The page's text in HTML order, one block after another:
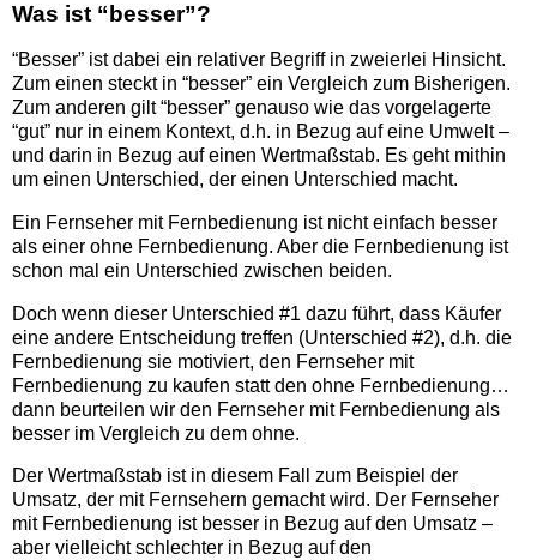
Was ist “besser”?
“Besser” ist dabei ein relativer Begriff in zweierlei Hinsicht.
Zum einen steckt in “besser” ein Vergleich zum Bisherigen.
Zum anderen gilt “besser” genauso wie das vorgelagerte
“gut” nur in einem Kontext, d.h. in Bezug auf eine Umwelt –
und darin in Bezug auf einen Wertmaßstab. Es geht mithin
um einen Unterschied, der einen Unterschied macht.
Ein Fernseher mit Fernbedienung ist nicht einfach besser
als einer ohne Fernbedienung. Aber die Fernbedienung ist
schon mal ein Unterschied zwischen beiden.
Doch wenn dieser Unterschied #1 dazu führt, dass Käufer
eine andere Entscheidung treffen (Unterschied #2), d.h. die
Fernbedienung sie motiviert, den Fernseher mit
Fernbedienung zu kaufen statt den ohne Fernbedienung…
dann beurteilen wir den Fernseher mit Fernbedienung als
besser im Vergleich zu dem ohne.
Der Wertmaßstab ist in diesem Fall zum Beispiel der
Umsatz, der mit Fernsehern gemacht wird. Der Fernseher
mit Fernbedienung ist besser in Bezug auf den Umsatz –
aber vielleicht schlechter in Bezug auf den